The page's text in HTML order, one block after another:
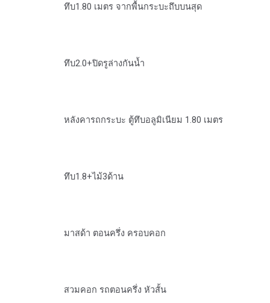
ทึบ1.80 เมตร จากพื้นกระบะถึบบนสุด
ทึบ2.0+ปิดรูล่างกันน้ำ
หลังคารถกระบะ ตู้ทึบอลูมิเนียม 1.80 เมตร
ทึบ1.8+ไม้3ด้าน
มาสด้า ตอนครึ่ง ครอบคอก
สวมคอก รถตอนครึ่ง หัวสั้น